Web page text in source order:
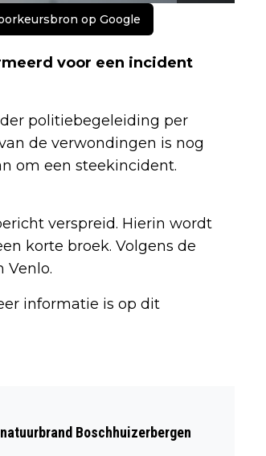
op Google
voor een incident
politiebegeleiding per
de verwondingen is nog
om een steekincident.
verspreid. Hierin wordt
korte broek. Volgens de
Venlo.
informatie is op dit
HITTE IN NEDERLAND
Boschhuizerbergen